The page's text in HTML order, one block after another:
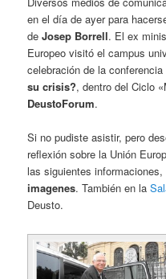
en el día de ayer para
deJosep Borrell. El ex
Europeo visitó el campus
celebración de la conferencia
su crisis?, dentro del Ciclo
DeustoForum.
Si no pudiste asistir, pero
reflexión sobre la Unión
las siguientes informaciones,
imagenes. También en la
Deusto.